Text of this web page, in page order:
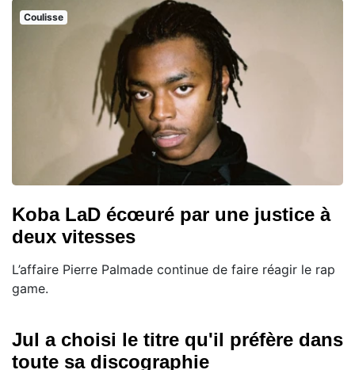
Coulisse
Koba LaD écœuré par une justice à
deux vitesses
L’affaire Pierre Palmade continue de faire réagir le rap
game.
Jul a choisi le titre qu'il préfère dans
toute sa discographie